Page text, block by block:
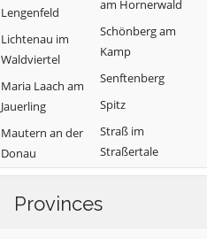
Lengenfeld
Lichtenau im
Waldviertel
Maria Laach am
Jauerling
Mautern an der
Donau
Mühldorf
Paudorf
am Hornerwald
Schönberg am
Kamp
Senftenberg
Spitz
Straß im
Straßertale
Stratzing
Weinzierl am
Provinces